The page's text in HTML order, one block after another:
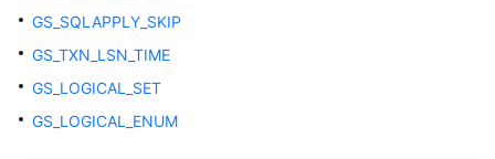
入
用
户
GS_SQLAPPLY_SKIP
GS_TXN_LSN_TIME
GS_LOGICAL_SET
GS_LOGICAL_ENUM